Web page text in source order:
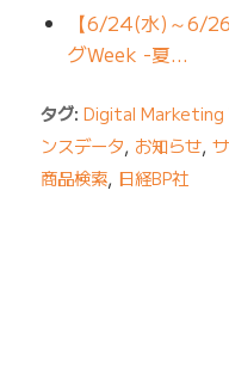
【6/24(水)～6/
グWeek -夏…
タグ: Digital Marketing
ンスデータ, お知らせ,
商品検索, 日経BP社